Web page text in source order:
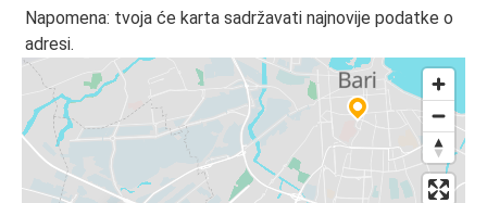
Napomena: tvoja će karta sadržavati najnovije podatke o
adresi.